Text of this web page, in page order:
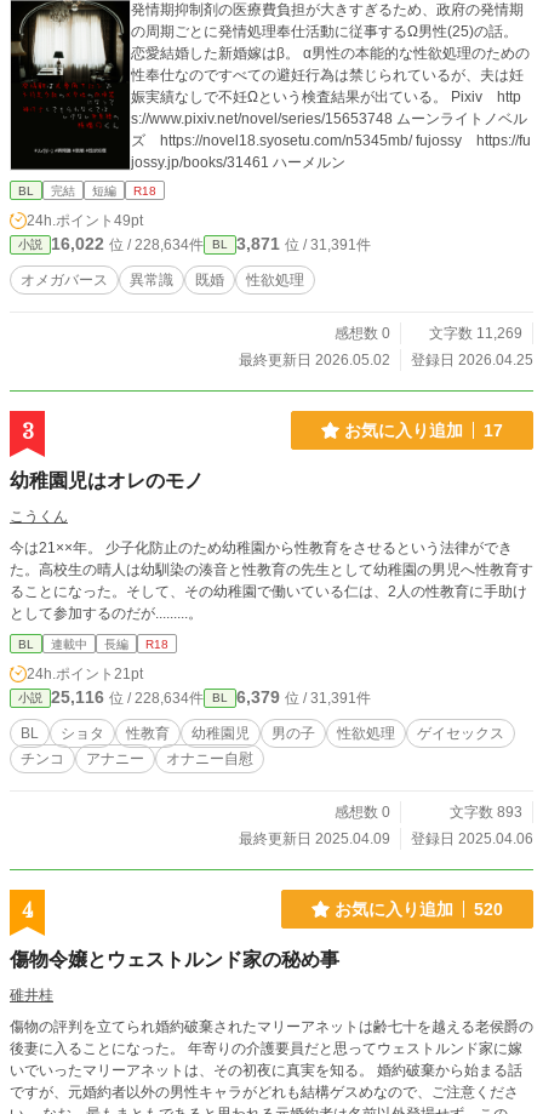
発情期抑制剤の医療費負担が大きすぎるため、政府の発情期
の周期ごとに発情処理奉仕活動に従事するΩ男性(25)の話。
恋愛結婚した新婚嫁はβ。 α男性の本能的な性欲処理のための
性奉仕なのですべての避妊行為は禁じられているが、夫は妊
娠実績なしで不妊Ωという検査結果が出ている。 Pixiv http
s://www.pixiv.net/novel/series/15653748 ムーンライトノベル
ズ https://novel18.syosetu.com/n5345mb/ fujossy https://fu
jossy.jp/books/31461 ハーメルン
BL 完結 短編 R18
24h.ポイント 49pt
小説 16,022 位 / 228,634件 BL 3,871 位 / 31,391件
オメガバース 異常識 既婚 性欲処理
感想数 0
文字数 11,269
最終更新日 2026.05.02
登録日 2026.04.25
3 お気に入り追加 17
幼稚園児はオレのモノ
こうくん
今は21××年。 少子化防止のため幼稚園から性教育をさせるという法律ができ
た。高校生の晴人は幼馴染の湊音と性教育の先生として幼稚園の男児へ性教育す
ることになった。そして、その幼稚園で働いている仁は、2人の性教育に手助け
として参加するのだが.........。
BL 連載中 長編 R18
24h.ポイント 21pt
小説 25,116 位 / 228,634件 BL 6,379 位 / 31,391件
BL ショタ 性教育 幼稚園児 男の子 性欲処理
ゲイセックス
チンコ
アナニー オナニー自慰
感想数 0
文字数 893
最終更新日 2025.04.09
登録日 2025.04.06
4 お気に入り追加 520
傷物令嬢とウェストルンド家の秘め事
碓井桂
傷物の評判を立てられ婚約破棄されたマリーアネットは齢七十を越える老侯爵の
後妻に入ることになった。 年寄りの介護要員だと思ってウェストルンド家に嫁
いでいったマリーアネットは、その初夜に真実を知る。 婚約破棄から始まる話
ですが、元婚約者以外の男性キャラがどれも結構ゲスめなので、ご注意くださ